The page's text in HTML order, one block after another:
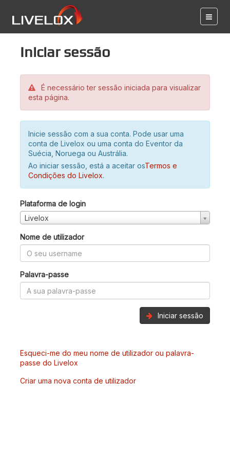
Iniciar sessão
É necessário ter sessão iniciada para visualizar
esta página.
Inicie sessão com a sua conta. Pode usar uma
conta de Livelox ou uma conta do Eventor da
Suécia, Noruega ou Austrália.
Ao iniciar sessão, está a aceitar osTermos e
Condições do Livelox.
Plataforma de login
Livelox
Nome de utilizador
Palavra-passe
Iniciar sessão
Esqueci-me do meu nome de utilizador ou palavra-
passe do Livelox
Criar uma nova conta de utilizador